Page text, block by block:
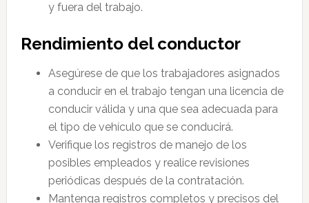
y fuera del trabajo.
Rendimiento del conductor
Asegúrese de que los trabajadores asignados
a conducir en el trabajo tengan una licencia de
conducir válida y una que sea adecuada para
el tipo de vehículo que se conducirá.
Verifique los registros de manejo de los
posibles empleados y realice revisiones
periódicas después de la contratación.
Mantenga registros completos y precisos del